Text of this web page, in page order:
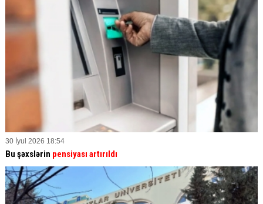
30 İyul 2026 18:54
Bu şəxslərin pensiyası artırıldı